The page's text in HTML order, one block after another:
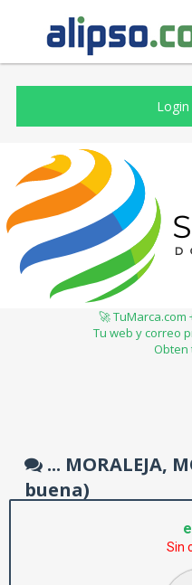
Login
🚀 TuMarca.com
Tu web y correo
Obten
... MORALEJA,
buena)
Sin